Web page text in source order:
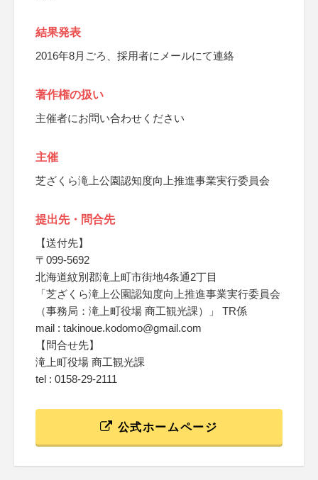
結果発表
2016年8月ごろ、採用者にメールにて連絡
著作権の扱い
主催者にお問い合わせください
主催
芝ざくら滝上公園認知度向上推進事業実行委員会
提出先・問合先
【送付先】
〒099-5692
北海道紋別郡滝上町市街地4条通2丁目
「芝ざくら滝上公園認知度向上推進事業実行委員会
（事務局：滝上町役場 商工観光課）」 TR係
mail : takinoue.kodomo@gmail.com
【問合せ先】
滝上町役場 商工観光課
tel : 0158-29-2111
公式ホームページ